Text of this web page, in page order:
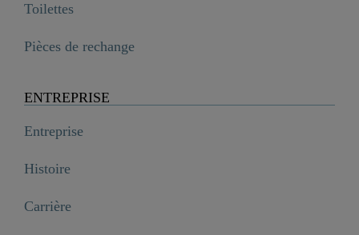
Toilettes
Pièces de rechange
ENTREPRISE
Entreprise
Histoire
Carrière